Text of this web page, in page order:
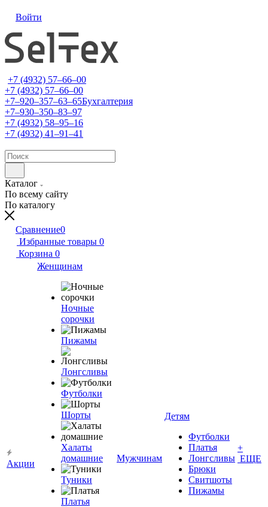
Войти
+7 (4932) 57‒66‒00
+7 (4932) 57‒66‒00
+7‒920‒357‒63‒65Бухгалтерия
+7‒930‒350‒83‒97
+7 (4932) 58‒95‒16
+7 (4932) 41‒91‒41
Каталог
По всему сайту
По каталогу
Сравнение0
Избранные товары 0
Корзина 0
Акции
Женщинам
Ночные
сорочки
Пижамы
Лонгсливы
Футболки
Шорты
Халаты
домашние
Туники
Платья
Мужчинам
Детям
Футболки
Платья
Лонгсливы
Брюки
Свитшоты
Пижамы
+
ЕЩЕ